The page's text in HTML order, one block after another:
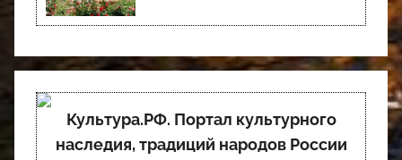
Культура.РФ. Портал культурного
наследия, традиций народов России